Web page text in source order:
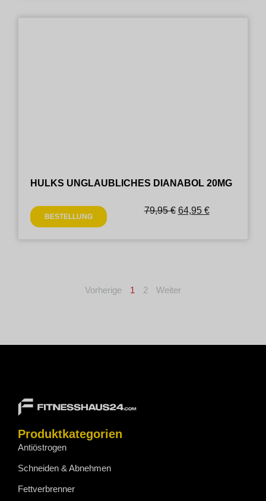
HULKS UNGLAUBLICHES DIANABOL 20MG
BESTELLUNG
79,95€ 64,95 €
Vorherige 1 2 Weiter
Produktkategorien
Antiöstrogen
Schneiden & Abnehmen
Fettverbrenner